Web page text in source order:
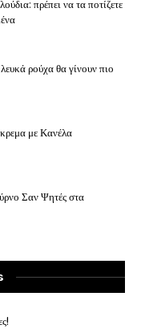
πρέπει να τα ποτίζετε
ρούχα θα γίνουν πιο
με Κανέλα
Σαν Ψητές στα